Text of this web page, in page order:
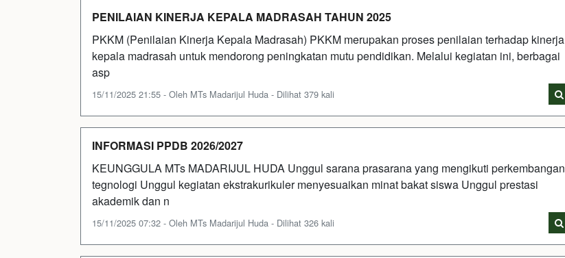
PENILAIAN KINERJA KEPALA MADRASAH TAHUN 2025
PKKM (Penilaian Kinerja Kepala Madrasah) PKKM merupakan proses penilaian terhadap kinerja
kepala madrasah untuk mendorong peningkatan mutu pendidikan. Melalui kegiatan ini, berbagai
asp
15/11/2025 21:55 - Oleh MTs Madarijul Huda - Dilihat 379 kali
INFORMASI PPDB 2026/2027
KEUNGGULA MTs MADARIJUL HUDA Unggul sarana prasarana yang mengikuti perkembangan
tegnologi Unggul kegiatan ekstrakurikuler menyesuaikan minat bakat siswa Unggul prestasi
akademik dan n
15/11/2025 07:32 - Oleh MTs Madarijul Huda - Dilihat 326 kali